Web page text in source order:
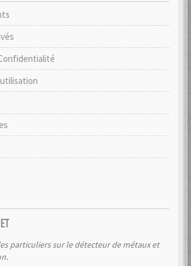
particuliers sur le détecteur de métaux et